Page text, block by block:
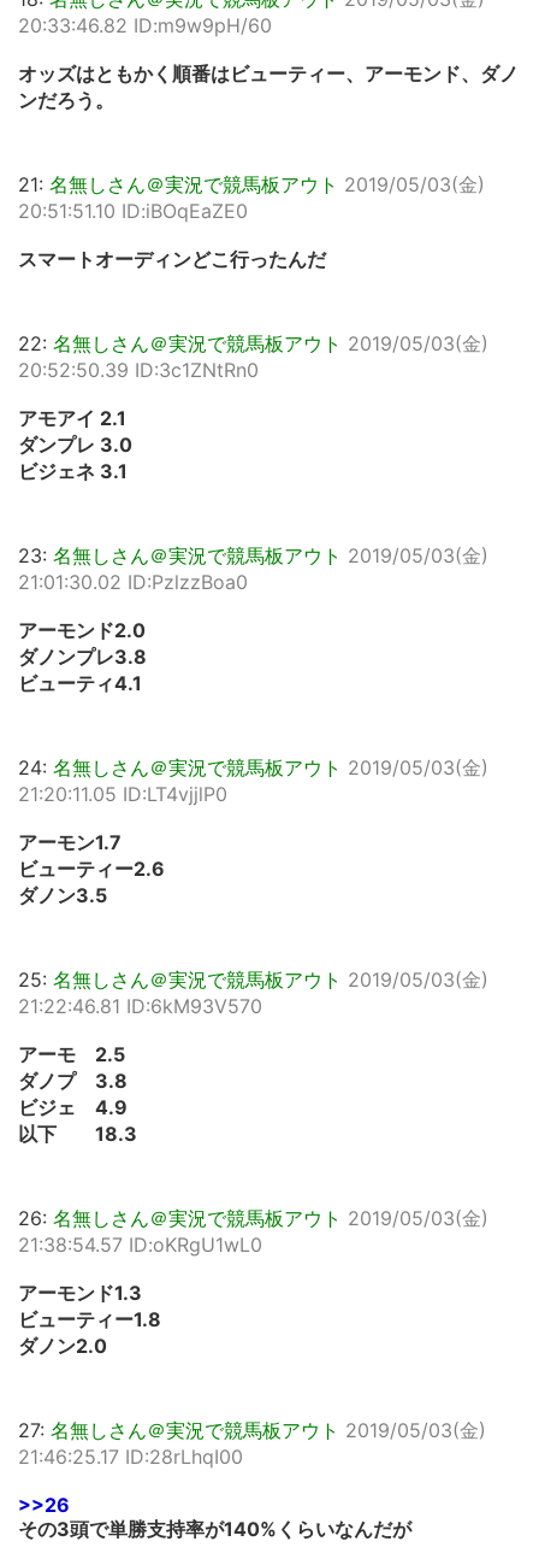
20:33:46.82 ID:m9w9pH/60
オッズはともかく順番はビューティー、アーモンド、ダノ
ンだろう。
21: 名無しさん＠実況で競馬板アウト 2019/05/03(金)
20:51:51.10 ID:iBOqEaZE0
スマートオーディンどこ行ったんだ
22: 名無しさん＠実況で競馬板アウト 2019/05/03(金)
20:52:50.39 ID:3c1ZNtRn0
アモアイ 2.1
ダンプレ 3.0
ビジェネ 3.1
23: 名無しさん＠実況で競馬板アウト 2019/05/03(金)
21:01:30.02 ID:PzlzzBoa0
アーモンド2.0
ダノンプレ3.8
ビューティ4.1
24: 名無しさん＠実況で競馬板アウト 2019/05/03(金)
21:20:11.05 ID:LT4vjjlP0
アーモン1.7
ビューティー2.6
ダノン3.5
25: 名無しさん＠実況で競馬板アウト 2019/05/03(金)
21:22:46.81 ID:6kM93V570
アーモ 2.5
ダノプ 3.8
ビジェ 4.9
以下 18.3
26: 名無しさん＠実況で競馬板アウト 2019/05/03(金)
21:38:54.57 ID:oKRgU1wL0
アーモンド1.3
ビューティー1.8
ダノン2.0
27: 名無しさん＠実況で競馬板アウト 2019/05/03(金)
21:46:25.17 ID:28rLhqI00
>>26
その3頭で単勝支持率が140%くらいなんだが